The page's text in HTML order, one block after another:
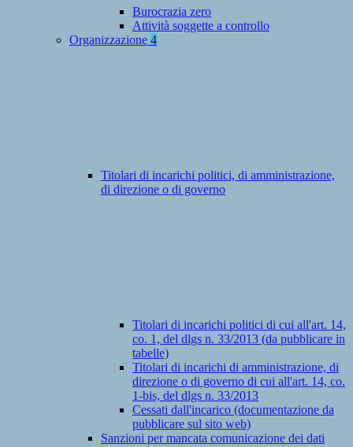
Burocrazia zero
Attività soggette a controllo
Organizzazione 4
Titolari di incarichi politici, di amministrazione,
di direzione o di governo
Titolari di incarichi politici di cui all'art. 14,
co. 1, del dlgs n. 33/2013 (da pubblicare in
tabelle)
Titolari di incarichi di amministrazione, di
direzione o di governo di cui all'art. 14, co.
1-bis, del dlgs n. 33/2013
Cessati dall'incarico (documentazione da
pubblicare sul sito web)
Sanzioni per mancata comunicazione dei dati